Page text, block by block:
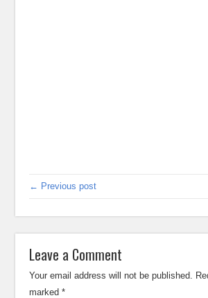
← Previous post
Leave a Comment
Your email address will not be published.
marked*